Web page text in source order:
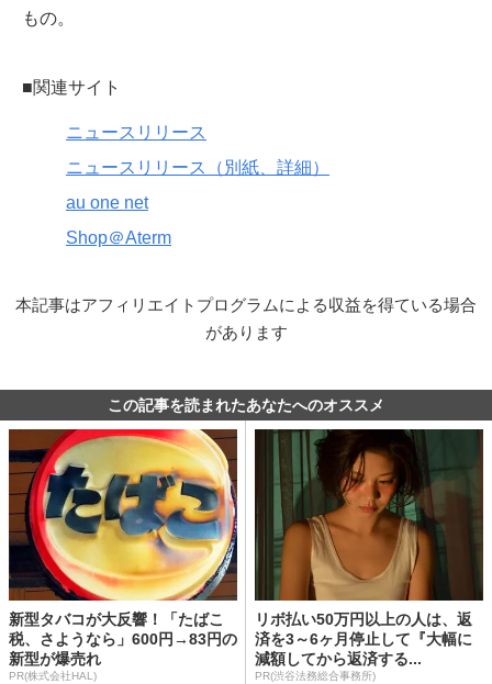
もの。
■関連サイト
ニュースリリース
ニュースリリース（別紙、詳細）
au one net
Shop＠Aterm
本記事はアフィリエイトプログラムによる収益を得ている場合
があります
この記事を読まれたあなたへのオススメ
新型タバコが大反響！「たばこ
税、さようなら」600円→83円の
新型が爆売れ
PR(株式会社HAL)
リボ払い50万円以上の人は、返
済を3～6ヶ月停止して『大幅に
減額してから返済する...
PR(渋谷法務総合事務所)